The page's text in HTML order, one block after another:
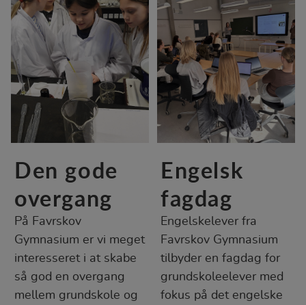
Den gode
overgang
På Favrskov
Gymnasium er vi meget
interesseret i at skabe
så god en overgang
mellem grundskole og
Engelsk
fagdag
Engelskelever fra
Favrskov Gymnasium
tilbyder en fagdag for
grundskoleelever med
fokus på det engelske